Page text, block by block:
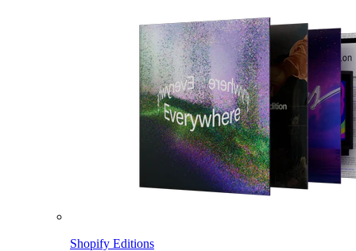
Shopify Editions